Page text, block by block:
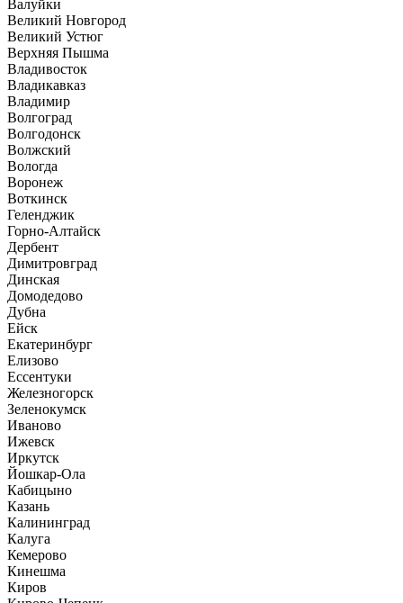
Валуйки
Великий Новгород
Великий Устюг
Верхняя Пышма
Владивосток
Владикавказ
Владимир
Волгоград
Волгодонск
Волжский
Вологда
Воронеж
Воткинск
Геленджик
Горно-Алтайск
Дербент
Димитровград
Динская
Домодедово
Дубна
Ейск
Екатеринбург
Елизово
Ессентуки
Железногорск
Зеленокумск
Иваново
Ижевск
Иркутск
Йошкар-Ола
Кабицыно
Казань
Калининград
Калуга
Кемерово
Кинешма
Киров